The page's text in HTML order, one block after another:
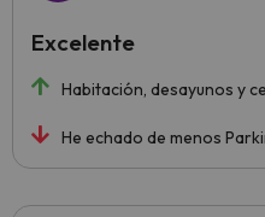
Habitación, desayunos y
He echado de menos
Excelente